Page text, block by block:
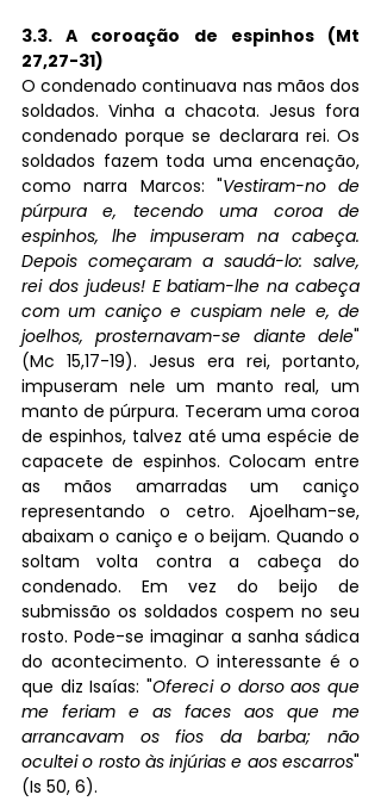
3.3. A coroação de espinhos (Mt
27,27-31)
O condenado continuava nas mãos dos
soldados. Vinha a chacota. Jesus fora
condenado porque se declarara rei. Os
soldados fazem toda uma encenação,
como narra Marcos: "Vestiram-no de
púrpura e, tecendo uma coroa de
espinhos, lhe impuseram na cabeça.
Depois começaram a saudá-lo: salve,
rei dos judeus! E batiam-lhe na cabeça
com um caniço e cuspiam nele e, de
joelhos, prosternavam-se diante dele"
(Mc 15,17-19). Jesus era rei, portanto,
impuseram nele um manto real, um
manto de púrpura. Teceram uma coroa
de espinhos, talvez até uma espécie de
capacete de espinhos. Colocam entre
as mãos amarradas um caniço
representando o cetro. Ajoelham-se,
abaixam o caniço e o beijam. Quando o
soltam volta contra a cabeça do
condenado. Em vez do beijo de
submissão os soldados cospem no seu
rosto. Pode-se imaginar a sanha sádica
do acontecimento. O interessante é o
que diz Isaías: "Ofereci o dorso aos que
me feriam e as faces aos que me
arrancavam os fios da barba; não
ocultei o rosto às injúrias e aos escarros"
(Is 50, 6).